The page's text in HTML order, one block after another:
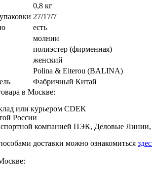
0,8 кг
27/17/7
есть
молнии
полиэстер (фирменная)
женский
Polina & Eiterou (BALINA)
Фабричный Китай
в Москве:
или курьером CDEK
России
компанией ПЭК, Деловые
доставки можно ознакомиться